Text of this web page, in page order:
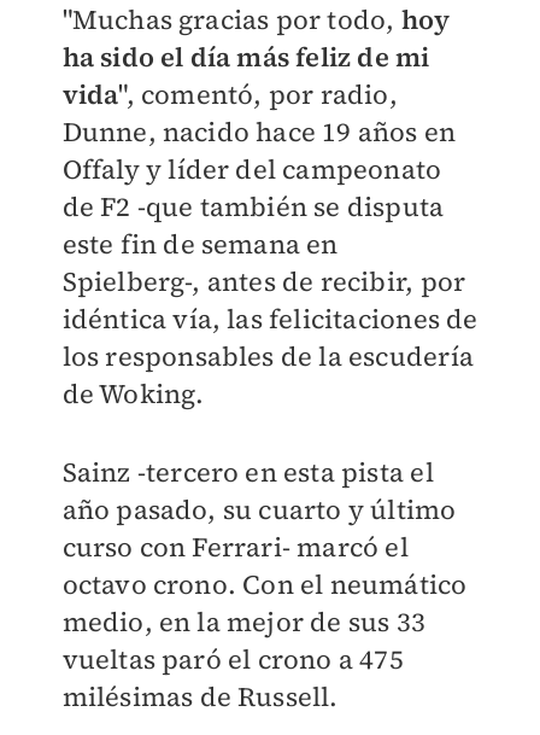
"Muchas gracias por todo, hoy
ha sido el día más feliz de mi
vida", comentó, por radio,
Dunne, nacido hace 19 años en
Offaly y líder del campeonato
de F2 -que también se disputa
este fin de semana en
Spielberg-, antes de recibir, por
idéntica vía, las felicitaciones de
los responsables de la escudería
de Woking.
Sainz -tercero en esta pista el
año pasado, su cuarto y último
curso con Ferrari- marcó el
octavo crono. Con el neumático
medio, en la mejor de sus 33
vueltas paró el crono a 475
milésimas de Russell.